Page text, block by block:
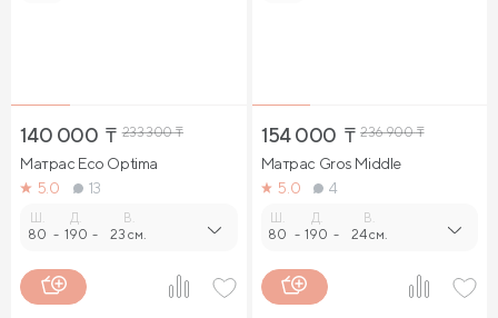
140 000 ₸ 233 300₸
Матрас Eco Optima
5.0
13
Ш.
80 -
Д.
190 -
В.
23 см.
154 000 ₸ 236 900₸
Матрас Gros Middle
5.0
4
Ш.
80 -
Д.
190 -
В.
24 см.